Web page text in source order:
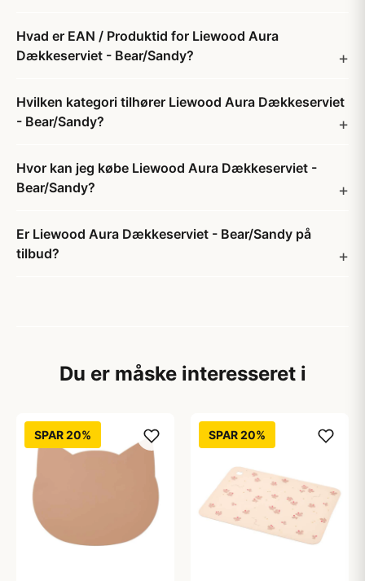
Hvad er EAN / Produktid for Liewood Aura
Dækkeserviet - Bear/Sandy?
Hvilken kategori tilhører Liewood Aura Dækkeserviet
- Bear/Sandy?
Hvor kan jeg købe Liewood Aura Dækkeserviet -
Bear/Sandy?
Er Liewood Aura Dækkeserviet - Bear/Sandy på
tilbud?
Du er måske interesseret i
SPAR 20% SPAR 20%